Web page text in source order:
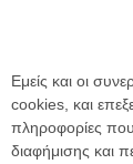
Εμείς και οι
cookies, και
πληροφορίες που
διαφήμισης και
κριτικές